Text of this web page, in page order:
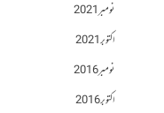
نومبر 2021
اکتوبر 2021
نومبر 2016
اکتوبر 2016